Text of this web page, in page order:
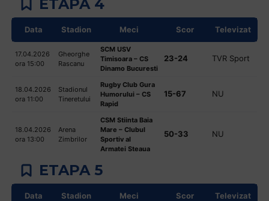
ETAPA 4
Data Stadion Meci Scor Televizat
17.04.2026
ora 15:00
Gheorghe
Rascanu
SCM USV
Timisoara – CS
Dinamo Bucuresti
23-24 TVR Sport
18.04.2026
ora 11:00
Stadionul
Tineretului
Rugby Club Gura
Humorului – CS
Rapid
15-67 NU
18.04.2026
ora 13:00
Arena
Zimbrilor
CSM Stiinta Baia
Mare – Clubul
Sportiv al
Armatei Steaua
50-33 NU
ETAPA 5
Data Stadion Meci Scor Televizat